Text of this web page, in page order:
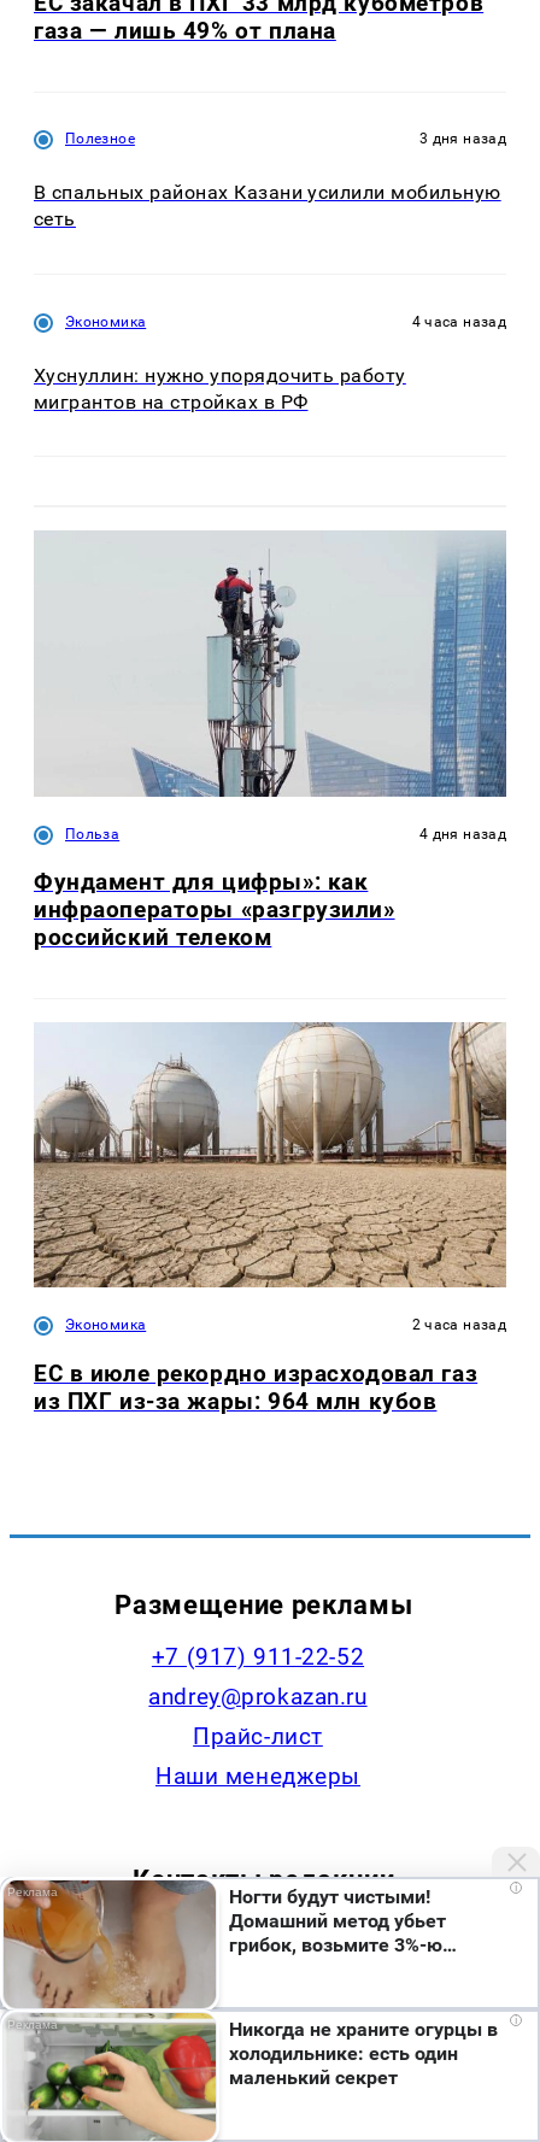
газа — лишь 49% от плана
Полезное 3 дня назад
В спальных районах Казани усилили мобильную
сеть
Экономика 4 часа назад
Хуснуллин: нужно упорядочить работу
мигрантов на стройках в РФ
Польза 4 дня назад
Фундамент для цифры»: как
инфраоператоры «разгрузили»
российский телеком
Экономика 2 часа назад
ЕС в июле рекордно израсходовал газ
из ПХГ из-за жары: 964 млн кубов
Размещение рекламы
+7 (917) 911-22-52
andrey@prokazan.ru
Прайс-лист
Наши менеджеры
Контакты редакции
+7 (922) 335-53-79,
news@progorodchelny.ru
Наша статистика
Мы используем cookie. Во время посещения сайта
вы соглашаетесь с тем, что мы обрабатываем
ваши персональные данные с использованием
метрик Яндекс Метрика, top.mail.ru, LiveInternet.
Я согласен
i
Ногти будут чистыми!
Домашний метод убьет
грибок, возьмите 3%-ю…
i
Никогда не храните огурцы в
холодильнике: есть один
маленький секрет